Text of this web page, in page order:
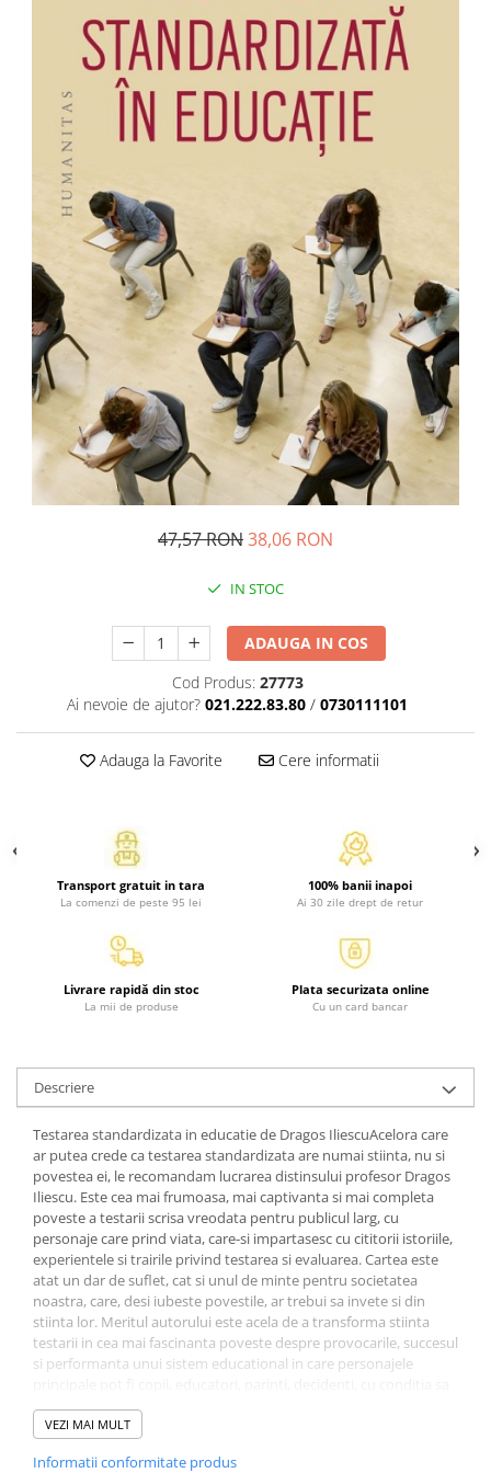
Resurse umane
Vanzari si marketing
Carte scolara
Atlase, dictionare si enciclopedii
Carte prescolara
Carte scolara
Dictionare de limba romana
Ghiduri de conversatie
Invatamant gimnazial
Invatamant primar
Invatarea limbilor straine
Liceu
Povesti si povestiri
Carti in limba engleza
Carti pentru copii
Activitati si jocuri pentru copii
Atlase, dictionare si enciclopedii
Povesti pentru copii
Povesti si povestiri
Dictionare si enciclopedii
Dictionare de limba romana
Dictionare tematice
Enciclopedii
Diete si fitness
Diete si alimentatie sanatoasa
Fitness si frumusete
Feng Shui
Sa nu razi :((
Drept
Legislatie
Fictiune
Actiune si Aventura
Actiune,aventura
Clasici
Crime, Thriller, Mistery
Istorica
Literatura de divertisment
47,57 RON38,06 RON
IN STOC
ADAUGA IN COS
Cod Produs: 27773
Ai nevoie de ajutor? 021.222.83.80 / 0730111101
Adauga la Favorite Cere informatii
Transport gratuit in tara
La comenzi de peste 95 lei
100% banii inapoi
Ai 30 zile drept de retur
Livrare rapidă din stoc
La mii de produse
Plata securizata online
Cu un card bancar
Descriere
Testarea standardizata in educatie de Dragos IliescuAcelora care
ar putea crede ca testarea standardizata are numai stiinta, nu si
povestea ei, le recomandam lucrarea distinsului profesor Dragos
Iliescu. Este cea mai frumoasa, mai captivanta si mai completa
poveste a testarii scrisa vreodata pentru publicul larg, cu
personaje care prind viata, care-si impartasesc cu cititorii istoriile,
experientele si trairile privind testarea si evaluarea. Cartea este
atat un dar de suflet, cat si unul de minte pentru societatea
noastra, care, desi iubeste povestile, ar trebui sa invete si din
stiinta lor. Meritul autorului este acela de a transforma stiinta
testarii in cea mai fascinanta poveste despre provocarile, succesul
si performanta unui sistem educational in care personajele
accepte, deopotriva, si provocarea stiintei... - Romita Iucu
Testarea standardizata se bazeaza pe un proces stiintific, riguros,
termenul include nu simpla administrare si scorare a unui test, ci
VEZI MAI MULT
Informatii conformitate produs